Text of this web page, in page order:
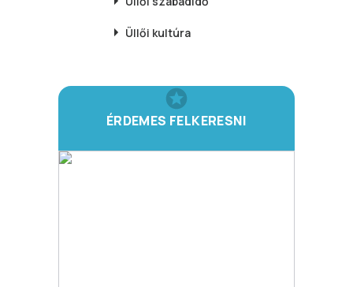
Üllői kultúra
ÉRDEMES FELKERESNI